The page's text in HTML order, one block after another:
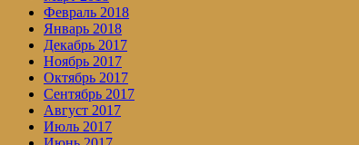
Февраль 2018
Январь 2018
Декабрь 2017
Ноябрь 2017
Октябрь 2017
Сентябрь 2017
Август 2017
Июль 2017